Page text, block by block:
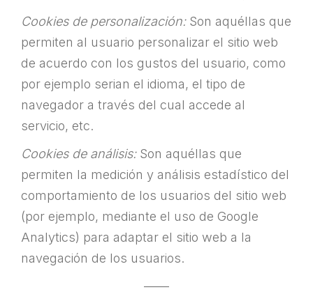
Cookies de personalización:Son aquéllas que
permiten al usuario personalizar el sitio web
de acuerdo con los gustos del usuario, como
por ejemplo serian el idioma, el tipo de
navegador a través del cual accede al
servicio, etc.
Cookies de análisis:Son aquéllas que
permiten la medición y análisis estadístico del
comportamiento de los usuarios del sitio web
(por ejemplo, mediante el uso de Google
Analytics) para adaptar el sitio web a la
navegación de los usuarios.
——